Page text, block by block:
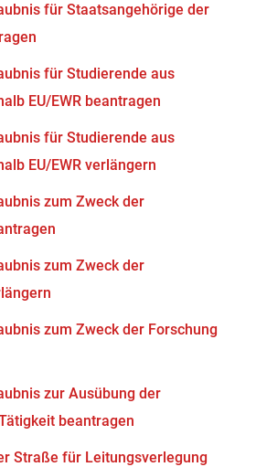
für Staatsangehörige der
für Studierende aus
EU/EWR beantragen
für Studierende aus
EU/EWR verlängern
zum Zweck der
zum Zweck der
zum Zweck der Forschung
zur Ausübung der
beantragen
Straße für Leitungsverlegung